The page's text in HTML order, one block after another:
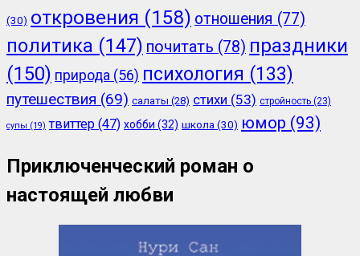
(30) откровения (158) отношения (77)
политика (147) почитать (78) праздники
(150) природа (56) психология (133)
путешествия (69) салаты (28) стихи (53) стройность (23)
супы (19) твиттер (47) хобби (32) школа (30) юмор (93)
Приключенческий роман о
настоящей любви